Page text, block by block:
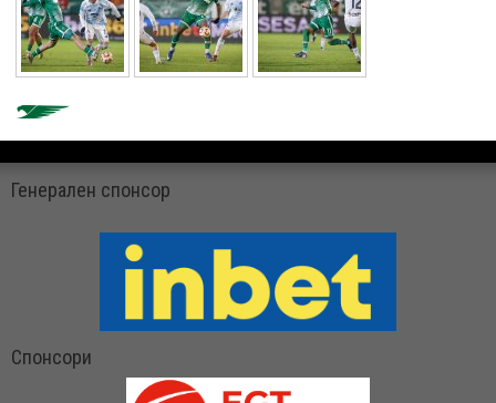
Генерален спонсор
Спонсори